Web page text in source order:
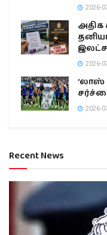
2026-
அதிக
2026-
2026-
Recent News